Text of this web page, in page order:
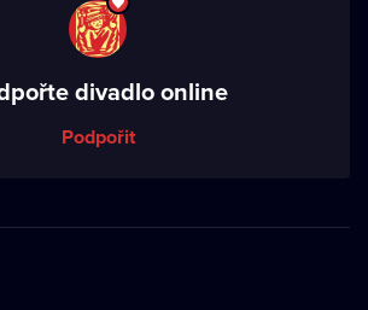
divadlo online
Podpořit